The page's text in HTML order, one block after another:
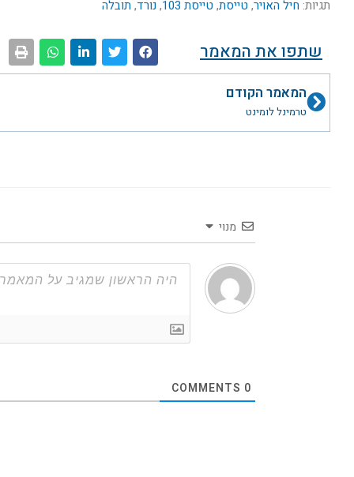
תגיות: חיל האויר, טייסת, טייסת 103 ,נורד, תובלה
שתפו את המאמר
קודםהמאמר הקודם
טרמינל לומינט
מנוי
0